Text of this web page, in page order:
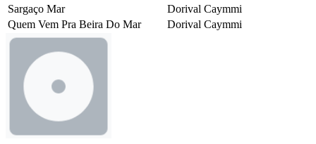
Sargaço Mar
Dorival Caymmi
Quem Vem Pra Beira Do Mar
Dorival Caymmi